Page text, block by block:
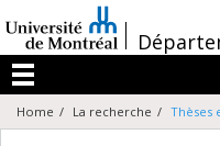
au
contenu
/
Menu
Home La recherche Thèses